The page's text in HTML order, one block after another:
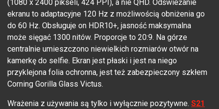
(1080 x 2400 pikseli, 424 PPI), a nie QHD. Odświeżanie
ekranu to adaptacyjne 120 Hz z możliwością obniżenia go
do 60 Hz. Obsługuje on HDR10+, jasność maksymalna
może sięgać 1300 nitów. Proporcje to 20:9. Na górze
centralnie umieszczono niewielkich rozmiarów otwór na
kamerkę do selfie. Ekran jest płaski i jest na niego
przyklejona folia ochronna, jest też zabezpieczony szkłem
Corning Gorilla Glass Victus.
Wrażenia z używania są tylko i wyłącznie pozytywne. S21